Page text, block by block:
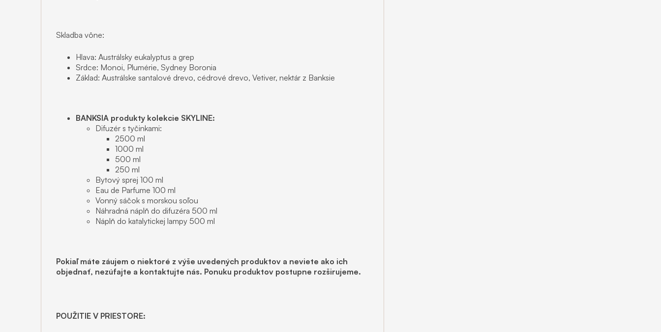
Skladba vône:
Hlava: Austrálsky eukalyptus a grep
Srdce: Monoi, Plumérie, Sydney Boronia
Základ: Austrálske santalové drevo, cédrové drevo, Vetiver, nektár z Banksie
BANKSIA produkty kolekcie SKYLINE:
Difuzér s tyčinkami:
2500 ml
1000 ml
500 ml
250 ml
Bytový sprej 100 ml
Eau de Parfume 100 ml
Vonný sáčok s morskou soľou
Náhradná náplň do difuzéra 500 ml
Náplň do katalytickej lampy 500 ml
Pokiaľ máte záujem o niektoré z výše uvedených produktov a neviete ako ich
objednať, nezúfajte a kontaktujte nás. Ponuku produktov postupne rozširujeme.
POUŽITIE V PRIESTORE: